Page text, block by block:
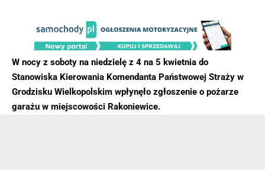
W nocy z soboty na niedzielę z 4 na 5 kwietnia do
Stanowiska Kierowania Komendanta Państwowej Straży w
Grodzisku Wielkopolskim wpłynęło zgłoszenie o pożarze
garażu w miejscowości Rakoniewice.